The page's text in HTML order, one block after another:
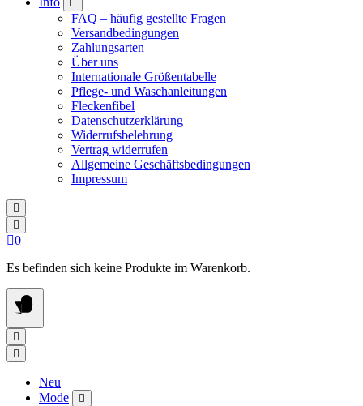
FAQ – häufig gestellte Fragen
Versandbedingungen
Zahlungsarten
Über uns
Internationale Größentabelle
Pflege- und Waschanleitungen
Fleckenfibel
Datenschutzerklärung
Widerrufsbelehrung
Vertrag widerrufen
Allgemeine Geschäftsbedingungen
Impressum
0
Es befinden sich keine Produkte im Warenkorb.
Neu
Mode